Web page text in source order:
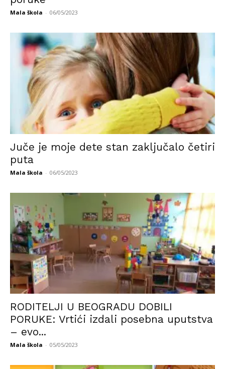
Mala škola - 06/05/2023
Juče je moje dete stan zaključalo četiri
puta
Mala škola - 06/05/2023
RODITELJI U BEOGRADU DOBILI
PORUKE: Vrtići izdali posebna uputstva
– evo...
Mala škola - 05/05/2023